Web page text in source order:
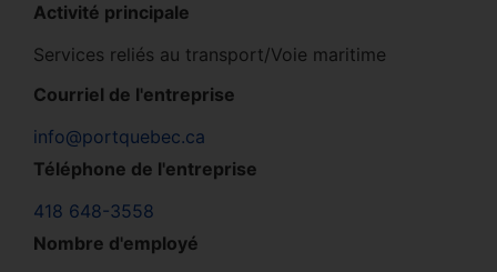
Activité principale
Services reliés au transport/Voie maritime
Courriel de l'entreprise
info@portquebec.ca
Téléphone de l'entreprise
418 648-3558
Nombre d'employé